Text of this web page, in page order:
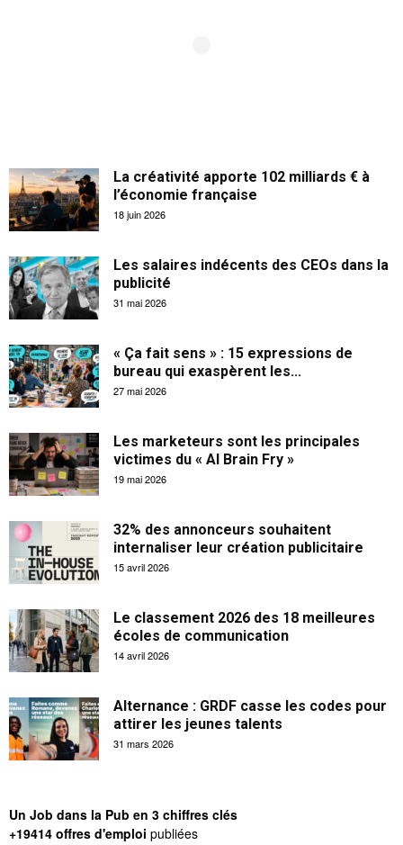
La créativité apporte 102 milliards € à
l’économie française
18 juin 2026
Les salaires indécents des CEOs dans la
publicité
31 mai 2026
« Ça fait sens » : 15 expressions de
bureau qui exaspèrent les...
27 mai 2026
Les marketeurs sont les principales
victimes du « AI Brain Fry »
19 mai 2026
32% des annonceurs souhaitent
internaliser leur création publicitaire
15 avril 2026
Le classement 2026 des 18 meilleures
écoles de communication
14 avril 2026
Alternance : GRDF casse les codes pour
attirer les jeunes talents
31 mars 2026
Un Job dans la Pub en 3 chiffres clés
+19414 offres d'emploi publiées